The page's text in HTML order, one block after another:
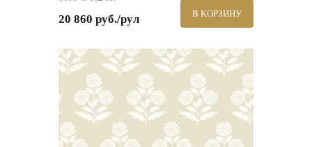
20 860 руб./рул В КОРЗИНУ